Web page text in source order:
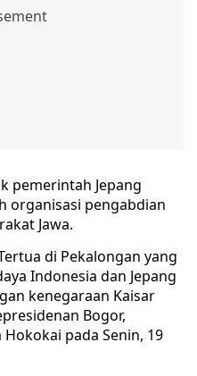
pemerintah Jepang
organisasi pengabdian
Jawa.
kenegaraan Kaisar
Bogor,
pada Senin, 19